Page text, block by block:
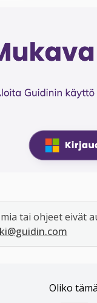
tai ohjeet eivät
Oliko